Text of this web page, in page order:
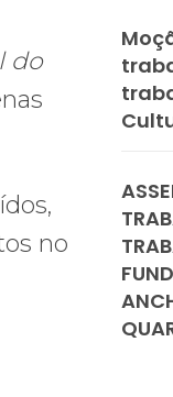
do
no